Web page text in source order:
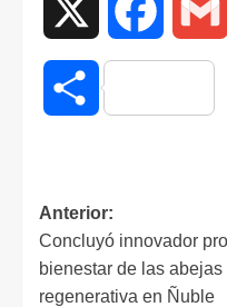
Compartir
Anterior:
Concluyó innovador
bienestar de las
regenerativa en Ñuble